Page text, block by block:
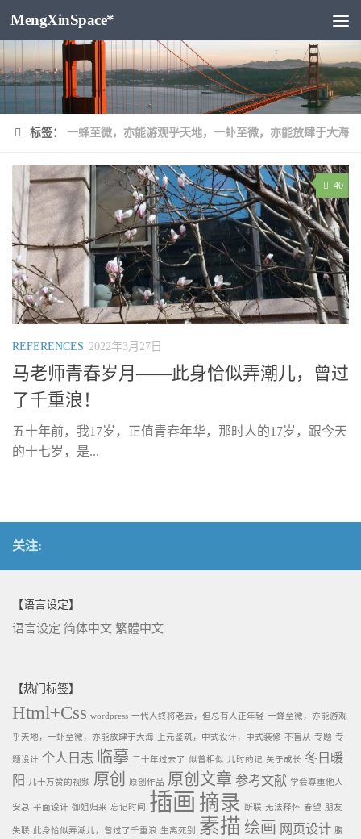
跳至内容
MengXinSpace*
标签： 一蜂至微，亦能游观乎天地，一虲至微，亦能放肆于大海
40
REFERENCES 2022年3月27日
马老师青春岁月——此身恰似弄潮儿，曾过
了千重浪！
五十年前，我17岁，正值青春年华，那时人的17岁，跟今天
的十七岁，是...
关注:
【语言设定】
语言设定 简体中文 繁體中文
【热门标签】
Html+Css wordpress 一代人终将老去，但总有人正年轻 一蜂至微，亦能游观
乎天地，一虲至微，亦能放肆于大海 上元鉴筑，中式设计，中式装修 不盲从 专题 专
题设计 个人日志 临摹 二十年过去了 似曾相似 儿时的记 关于成长 冬日暖
阳
几十万赞的视频 原创 原创作品 原创文章 参考文献 学会尊重他人
安总 平面设计 御姐归来 忘记时间 插画 摘录 断联 无法释怀 春望 朋友
失联 此身恰似弄潮儿，曾过了千重浪 生离死别 素描 绘画 网页设计 腹